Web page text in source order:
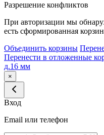
Разрешение конфликтов
При авторизации мы
есть сформированная
Объединить корзины
Перенести в отложенные
д.16 мм
×
Вход
Email или телефон